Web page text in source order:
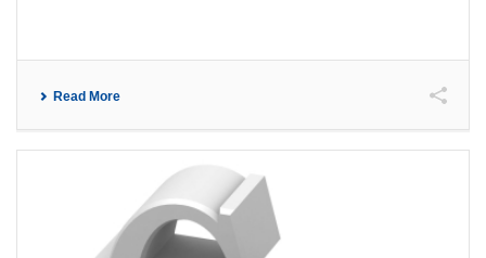
Read More